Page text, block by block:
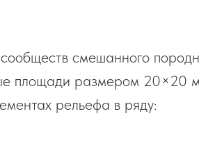
смешанного
площади размером 20×20
рельефа в ряду: